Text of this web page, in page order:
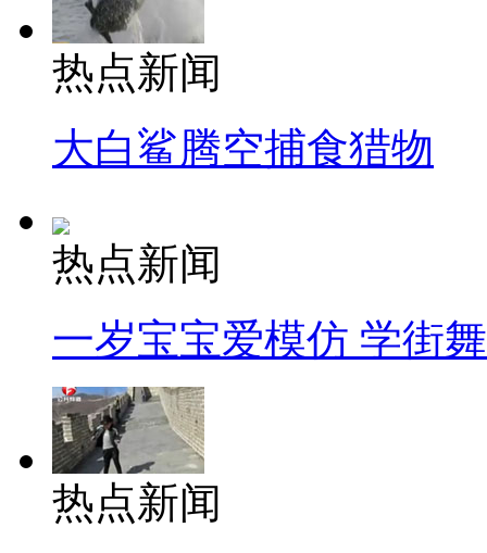
热点新闻
大白鲨腾空捕食猎物
热点新闻
一岁宝宝爱模仿 学街
热点新闻